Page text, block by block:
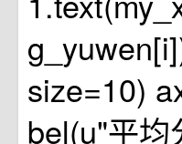
size=10)
bel(u"平